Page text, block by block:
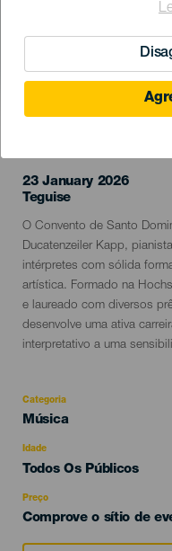
23 January 2026
Localidad
Teguise
Descripción
del
evento
O Convento de Santo
Ducatenzeiler Kapp,
intérpretes com sólida
artística. Formado na
e laureado com diversos
desenvolve uma ativa
interpretativo a uma
Categoria
Categoría
evento
Música
Idade
Edad
Todos Os Públicos
Preço
Comprove o sítio de